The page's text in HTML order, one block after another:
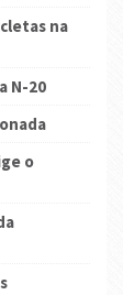
na
N-20
o